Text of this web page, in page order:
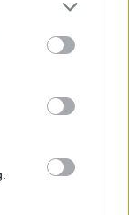
της
αγορές